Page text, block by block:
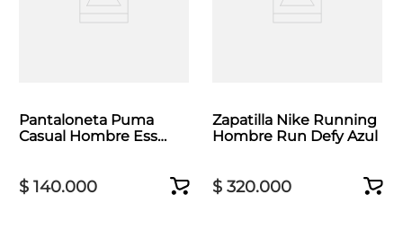
Pantaloneta Puma
Casual Hombre Ess
$ 140.000
Zapatilla Nike Running
Hombre Run Defy Azul
$ 320.000